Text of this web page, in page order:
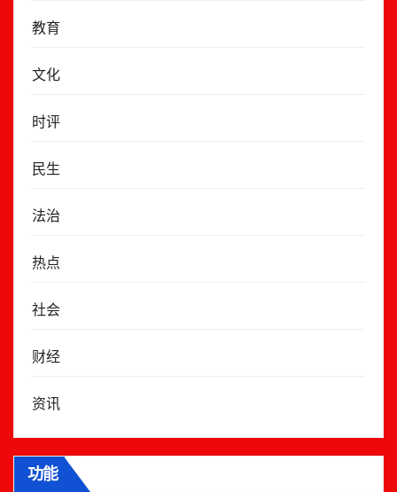
教育
文化
时评
民生
法治
热点
社会
财经
资讯
功能